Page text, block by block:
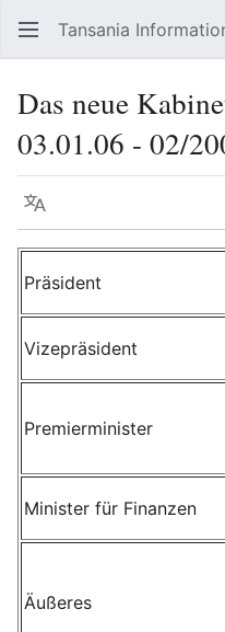
Tansania
Das neue
03.01.06 - 02/
Sprache
Präsident
Vizepräsident
Premierminister
Minister für Finanzen
Äußeres